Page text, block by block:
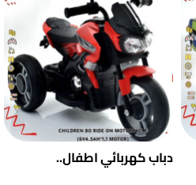
دباب كهربائي اطفال..